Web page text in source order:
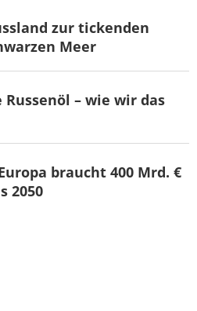
zur tickenden
Meer
– wie wir das
braucht 400 Mrd. €
2050